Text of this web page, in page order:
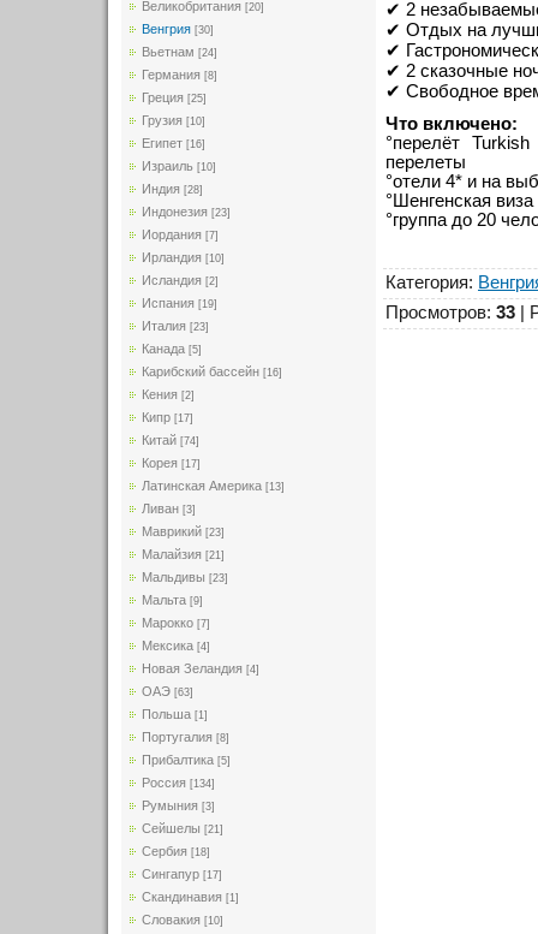
Великобритания [20]
Венгрия [30]
Вьетнам [24]
Германия [8]
Греция [25]
Грузия [10]
Египет [16]
Израиль [10]
Индия [28]
Индонезия [23]
Иордания [7]
Ирландия [10]
Исландия [2]
Испания [19]
Италия [23]
Канада [5]
Карибский бассейн [16]
Кения [2]
Кипр [17]
Китай [74]
Корея [17]
Латинская Америка [13]
Ливан [3]
Маврикий [23]
Малайзия [21]
Мальдивы [23]
Мальта [9]
Марокко [7]
Мексика [4]
Новая Зеландия [4]
ОАЭ [63]
Польша [1]
Португалия [8]
Прибалтика [5]
Россия [134]
Румыния [3]
Сейшелы [21]
Сербия [18]
Сингапур [17]
Скандинавия [1]
Словакия [10]
✔ 2
✔ Отдых на
✔
✔ 2 сказочные
✔ Свободное
Что включено:⁣⁣
°перелёт
перелеты⁣⁣
°отели 4* и на
°Шенгенская
°группа до 20
Категория:
Просмотров: 33